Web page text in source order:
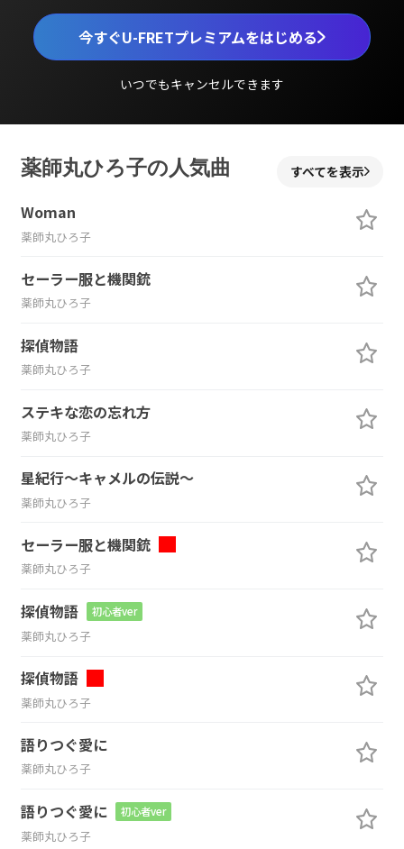
今すぐU-FRETプレミアムをはじめる
いつでもキャンセルできます
薬師丸ひろ子の人気曲 すべてを表示
Woman
薬師丸ひろ子
セーラー服と機関銃
薬師丸ひろ子
探偵物語
薬師丸ひろ子
ステキな恋の忘れ方
薬師丸ひろ子
星紀行～キャメルの伝説～
薬師丸ひろ子
セーラー服と機関銃
薬師丸ひろ子
探偵物語 初心者ver
薬師丸ひろ子
探偵物語
薬師丸ひろ子
語りつぐ愛に
薬師丸ひろ子
語りつぐ愛に 初心者ver
薬師丸ひろ子